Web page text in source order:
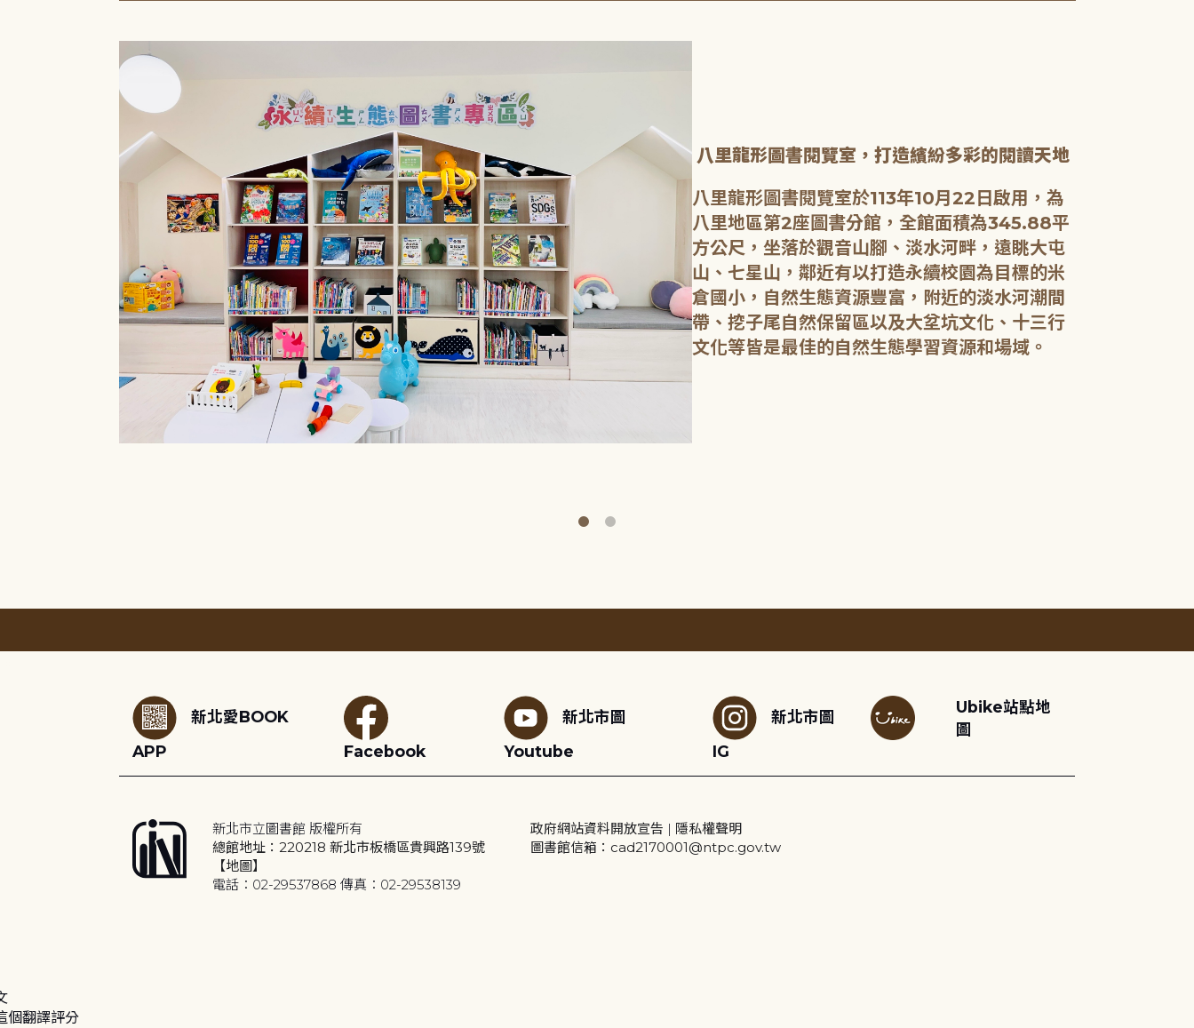
八里龍形圖書閱覽室，打造繽紛多彩的閱讀天地
八里龍形圖書閱覽室於113年10月22日啟用，為
八里地區第2座圖書分館，全館面積為345.88平
方公尺，坐落於觀音山腳、淡水河畔，遠眺大屯
山、七星山，鄰近有以打造永續校園為目標的米
倉國小，自然生態資源豐富，附近的淡水河潮間
帶、挖子尾自然保留區以及大坌坑文化、十三行
新北愛BOOK
APP
Facebook
新北市圖
Youtube
新北市圖
IG
Ubike站點地
圖
新北市立圖書館 版權所有
總館地址：220218 新北市板橋區貴興路139號
【地圖】
電話：02-29537868 傳真：02-29538139
政府網站資料開放宣告 | 隱私權聲明
圖書館信箱：cad2170001@ntpc.gov.tw
個翻譯評分